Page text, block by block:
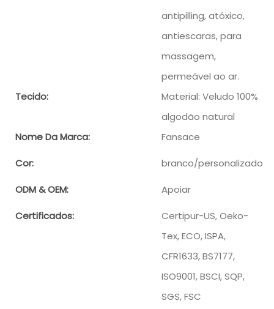
antipilling, atóxico,
antiescaras, para
massagem,
permeável ao ar.
Tecido:
Material: Veludo 100%
algodão natural
Nome Da Marca:
Fansace
Cor: branco/personalizado
ODM & OEM: Apoiar
Certificados:
Certipur-US, Oeko-
Tex, ECO, ISPA,
CFR1633, BS7177,
ISO9001, BSCI, SQP,
SGS, FSC